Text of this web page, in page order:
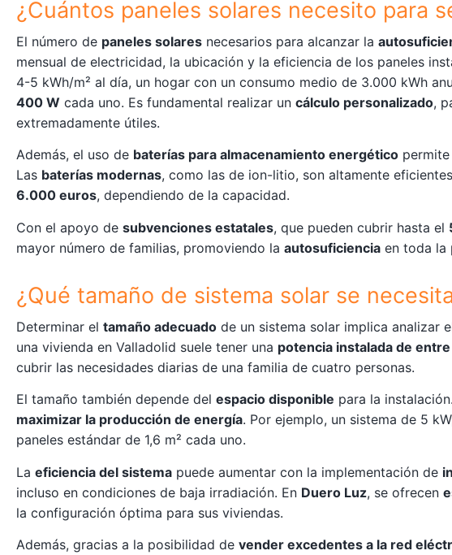
¿Cuántos paneles solares necesito para
El número de paneles solares necesarios para alcanzar la
mensual de electricidad, la ubicación y la eficiencia de los paneles
4-5 kWh/m² al día, un hogar con un consumo medio de 3.000 kWh
400 W cada uno. Es fundamental realizar un cálculo personalizado,
extremadamente útiles.
Además, el uso de baterías para almacenamiento energético
Las baterías modernas, como las de ion-litio, son altamente
6.000 euros, dependiendo de la capacidad.
Con el apoyo de subvenciones estatales, que pueden cubrir hasta el
mayor número de familias, promoviendo la autosuficiencia en toda la
¿Qué tamaño de sistema solar se
Determinar el tamaño adecuado de un sistema solar implica analizar
una vivienda en Valladolid suele tener una potencia instalada de
cubrir las necesidades diarias de una familia de cuatro personas.
El tamaño también depende del espacio disponible para la
maximizar la producción de energía. Por ejemplo, un sistema de 5
paneles estándar de 1,6 m² cada uno.
La eficiencia del sistema puede aumentar con la implementación de
incluso en condiciones de baja irradiación. En Duero Luz, se ofrecen
la configuración óptima para sus viviendas.
Además, gracias a la posibilidad de vender excedentes a la red